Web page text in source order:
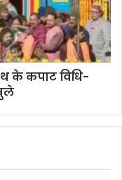
के कपाट विधि-